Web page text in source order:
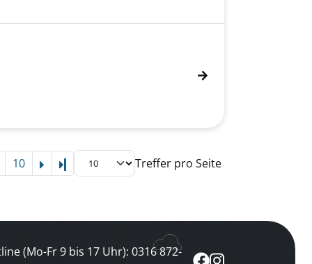
10 Letzte Seite Treffer pro Seite
(Mo-Fr 9 bis 17 Uhr): 0316 872-